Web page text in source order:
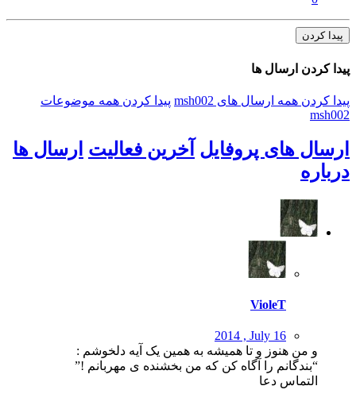
پیدا کردن
پیدا کردن ارسال ها
پیدا کردن همه ارسال های msh002
پیدا کردن همه موضوعات
msh002
ارسال های پروفایل آخرین فعالیت ارسال ها
درباره
VioleT
2014 , July 16
و من هنوز و تا همیشه به همین یک آیه دلخوشم :
“بندگانم را آگاه کن که من بخشنده ی مهربانم !”
التماس دعا